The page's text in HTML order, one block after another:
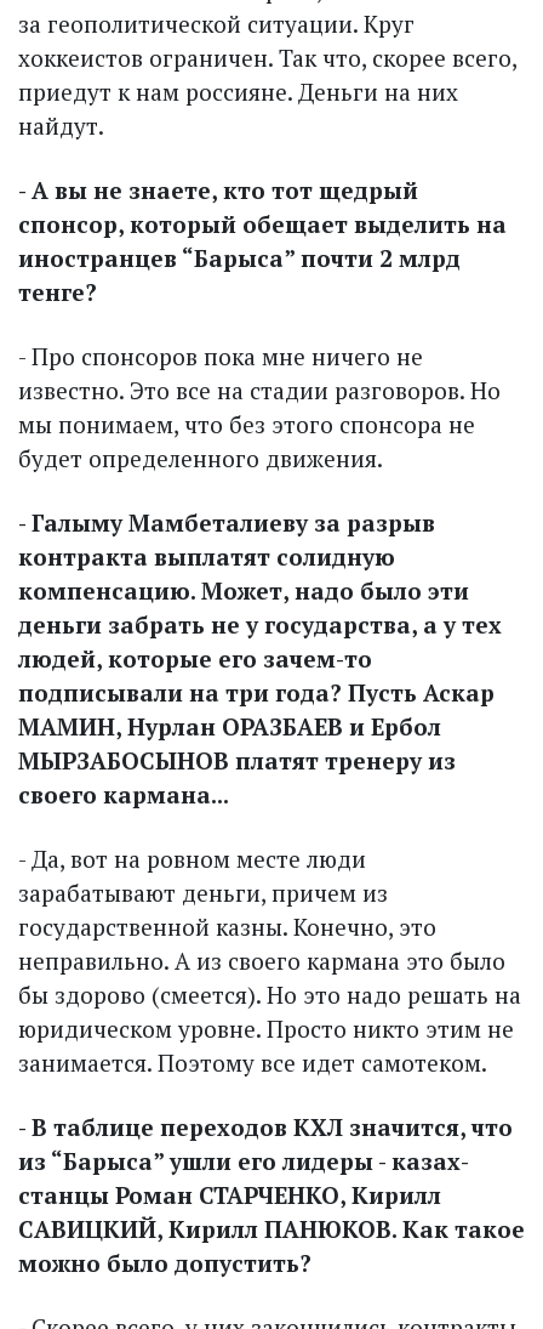
за геополитической ситуации. Круг
хоккеистов ограничен. Так что, скорее всего,
приедут к нам россияне. Деньги на них
найдут.
- А вы не знаете, кто тот щедрый
спонсор, который обещает выделить на
иностранцев “Барыса” почти 2 млрд
тенге?
- Про спонсоров пока мне ничего не
известно. Это все на стадии разговоров. Но
мы понимаем, что без этого спонсора не
будет определенного движения.
- Галыму Мамбеталиеву за разрыв
контракта выплатят солидную
компенсацию. Может, надо было эти
деньги забрать не у государства, а у тех
людей, которые его зачем-то
подписывали на три года? Пусть Аскар
МАМИН, Нурлан ОРАЗБАЕВ и Ербол
МЫРЗАБОСЫНОВ платят тренеру из
своего кармана...
- Да, вот на ровном месте люди
зарабатывают деньги, причем из
государственной казны. Конечно, это
неправильно. А из своего кармана это было
бы здорово (смеется). Но это надо решать на
юридическом уровне. Просто никто этим не
занимается. Поэтому все идет самотеком.
- В таблице переходов КХЛ значится, что
из “Барыса” ушли его лидеры - казах­
станцы Роман СТАРЧЕНКО, Кирилл
САВИЦКИЙ, Кирилл ПАНЮКОВ. Как такое
можно было допустить?